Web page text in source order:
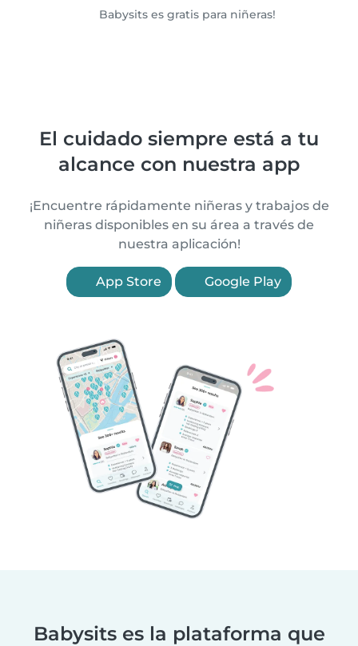
Babysits es gratis para niñeras!
El cuidado siempre está a tu
alcance con nuestra app
¡Encuentre rápidamente niñeras y trabajos de
niñeras disponibles en su área a través de
nuestra aplicación!
App Store Google Play
Babysits es la plataforma que